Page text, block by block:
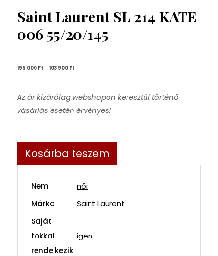
Saint Laurent SL 214 KATE
006 55/20/145
195 000 Ft 103 900 Ft
Az ár kizárólag webshopon keresztül történő
vásárlás esetén érvényes!
Kosárba teszem
Nem
női
Márka
Saint Laurent
Saját
tokkal
rendelkezik
igen